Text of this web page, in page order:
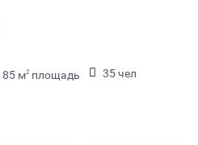
85 м2 площадь
35 чел